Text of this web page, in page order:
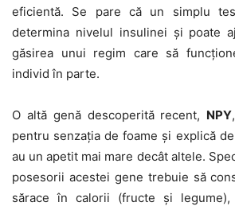
eficientă. Se pare că un simplu
determina nivelul insulinei și poate
găsirea unui regim care să
individ în parte.
O altă genă descoperită recent, NPY
pentru senzația de foame și explică
au un apetit mai mare decât altele.
posesorii acestei gene trebuie să
sărace în calorii (fructe și